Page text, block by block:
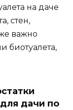
на даче
стен,
важно
биотуалета,
дачи по